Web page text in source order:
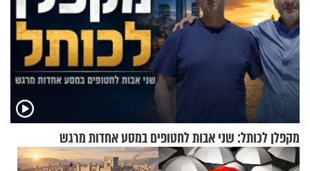
מקפלן לכותל: שני אבות לחטופים במסע אחדות מרגש